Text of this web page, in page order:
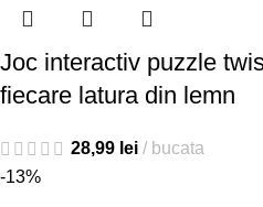
Joc interactiv puzzle
fiecare latura din lemn
28,99 lei
bucata
-13%